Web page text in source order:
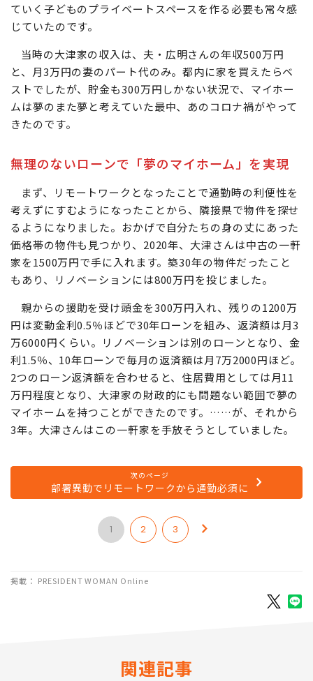
ていく子どものプライベートスペースを作る必要も常々感
じていたのです。
当時の大津家の収入は、夫・広明さんの年収500万円
と、月3万円の妻のパート代のみ。都内に家を買えたらベ
ストでしたが、貯金も300万円しかない状況で、マイホー
ムは夢のまた夢と考えていた最中、あのコロナ禍がやって
きたのです。
無理のないローンで「夢のマイホーム」を実現
まず、リモートワークとなったことで通勤時の利便性を
考えずにすむようになったことから、隣接県で物件を探せ
るようになりました。おかげで自分たちの身の丈にあった
価格帯の物件も見つかり、2020年、大津さんは中古の一軒
家を1500万円で手に入れます。築30年の物件だったこと
もあり、リノベーションには800万円を投じました。
親からの援助を受け頭金を300万円入れ、残りの1200万
円は変動金利0.5％ほどで30年ローンを組み、返済額は月3
万6000円くらい。リノベーションは別のローンとなり、金
利1.5％、10年ローンで毎月の返済額は月7万2000円ほど。
2つのローン返済額を合わせると、住居費用としては月11
万円程度となり、大津家の財政的にも問題ない範囲で夢の
マイホームを持つことができたのです。……が、それから
3年。大津さんはこの一軒家を手放そうとしていました。
次のページ
部署異動でリモートワークから通勤必須に
1 2 3
掲載： PRESIDENT WOMAN Online
関連記事